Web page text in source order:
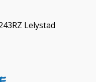
Lelystad